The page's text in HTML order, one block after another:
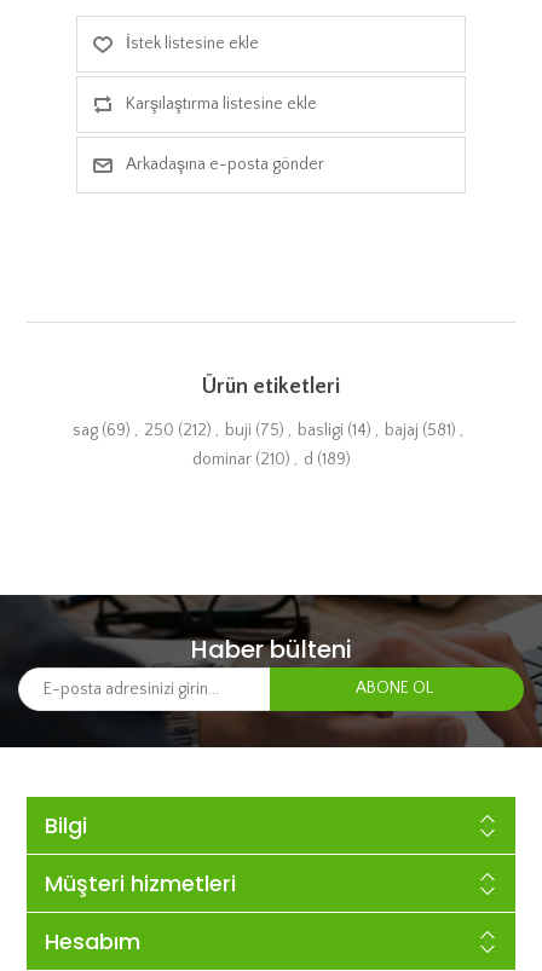
İstek listesine ekle
Karşılaştırma listesine ekle
Arkadaşına e-posta gönder
Ürün etiketleri
sag (69) , 250 (212) , buji (75) , basligi (14) , bajaj (581) ,
dominar (210) , d (189)
Haber bülteni
Bilgi
Müşteri hizmetleri
Hesabım